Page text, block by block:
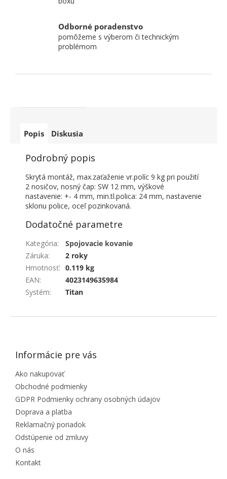
Odborné poradenstvo
pomôžeme s výberom či technickým
problémom
Popis Diskusia
Podrobný popis
Skrytá montáž, max.zaťaženie vr.políc 9 kg pri použití
2 nosičov, nosný čap: SW 12 mm, výškové
nastavenie: +- 4 mm, min.tl.polica: 24 mm, nastavenie
sklonu police, oceľ pozinkovaná.
Dodatočné parametre
Kategória:
Spojovacie kovanie
Záruka:
2 roky
Hmotnosť: 0.119 kg
EAN:
4023149635984
Systém: Titan
ZÁPÄTIE
Informácie pre vás
Ako nakupovať
Obchodné podmienky
GDPR Podmienky ochrany osobných údajov
Doprava a platba
Reklamačný poriadok
Odstúpenie od zmluvy
O nás
Kontakt